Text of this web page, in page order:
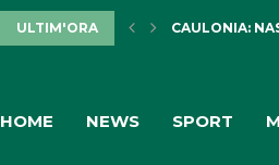
ULTIM'ORA CAULONIA:
HOME NEWS SPORT